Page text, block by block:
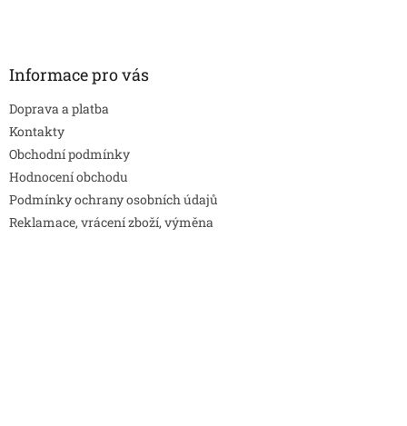
Informace pro vás
Doprava a platba
Kontakty
Obchodní podmínky
Hodnocení obchodu
Podmínky ochrany osobních údajů
Reklamace, vrácení zboží, výměna